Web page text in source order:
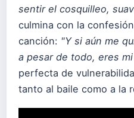
sentir el cosquilleo,
culmina con la
canción: "Y si aún me
a pesar de todo, eres
perfecta de
tanto al baile como a la